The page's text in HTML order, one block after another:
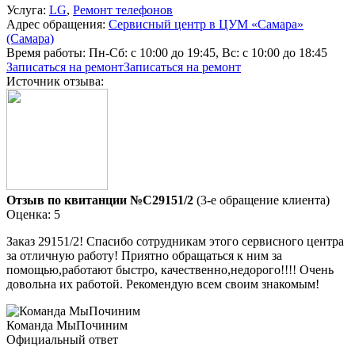
Услуга: LG, Ремонт телефонов
Адрес обращения: Сервисный центр в ЦУМ «Самара»
(Самара)
Время работы: Пн-Сб: с 10:00 до 19:45, Вс: с 10:00 до 18:45
Записаться на ремонтЗаписаться на ремонт
Источник отзыва:
Отзыв по квитанции №C29151/2 (3-е обращение клиента)
Оценка: 5
Заказ 29151/2! Спасибо сотрудникам этого сервисного центра
за отличную работу! Приятно обращаться к ним за
помощью,работают быстро, качественно,недорого!!!! Очень
довольна их работой. Рекомендую всем своим знакомым!
Команда МыПочиним
Официальный ответ